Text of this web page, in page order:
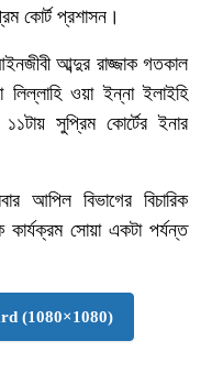
কোর্ট প্রশাসন।
আব্দুর রাজ্জাক গতকাল
ওয়া ইন্না ইলাইহি
সুপ্রিম কোর্টের ইনার
আপিল বিভাগের বিচারিক
কার্যক্রম সোয়া একটা পর্যন্ত
(1080×1080)